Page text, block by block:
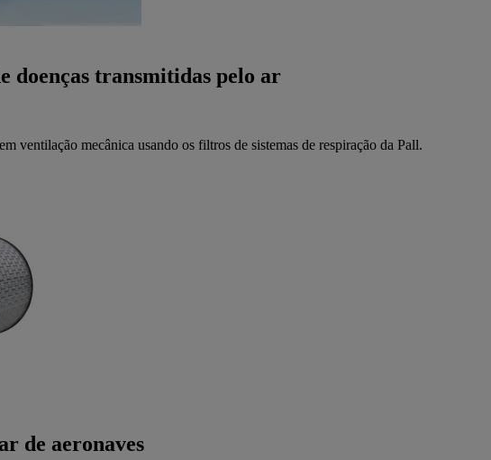
doenças transmitidas pelo ar
ventilação mecânica usando os filtros de sistemas de respiração da Pall.
de aeronaves